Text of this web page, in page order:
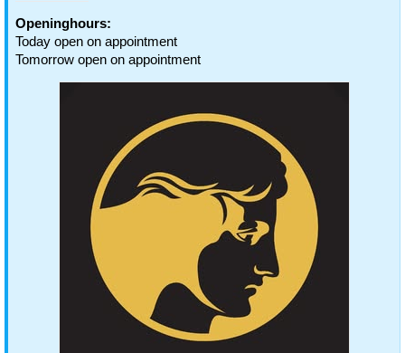
Openinghours:
Today open on appointment
Tomorrow open on appointment